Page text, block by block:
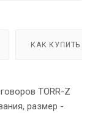
КАК КУПИТЬ
TORR-Z
размер -